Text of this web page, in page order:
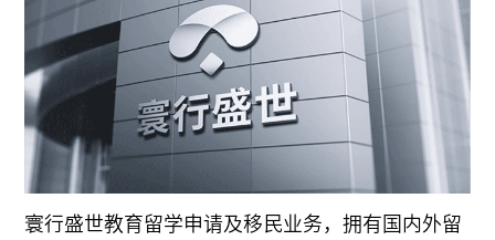
寰行盛世教育留学申请及移民业务，拥有国内外留